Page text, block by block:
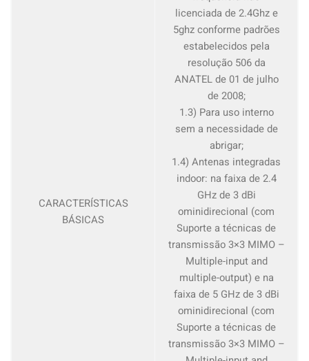
CARACTERÍSTICAS
BÁSICAS
licenciada de 2.4Ghz e
5ghz conforme padrões
estabelecidos pela
resolução 506 da
ANATEL de 01 de julho
de 2008;
1.3) Para uso interno
sem a necessidade de
abrigar;
1.4) Antenas integradas
indoor: na faixa de 2.4
GHz de 3 dBi
ominidirecional (com
Suporte a técnicas de
transmissão 3×3 MIMO –
Multiple-input and
multiple-output) e na
faixa de 5 GHz de 3 dBi
ominidirecional (com
Suporte a técnicas de
transmissão 3×3 MIMO –